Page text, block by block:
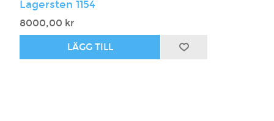
Lagersten 1154
8000,00 kr